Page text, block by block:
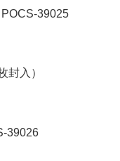
39025
封入）
39026